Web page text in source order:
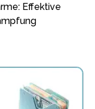
Effektive